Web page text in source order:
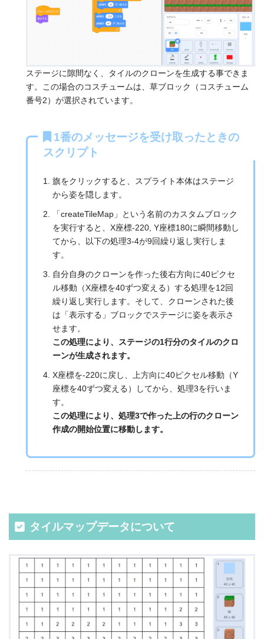
ステージに隙間なく、タイルのクローンを生成する事できま
す。この場合のコスチュームは、草ブロック（コスチューム
番号2）が選択されています。
1番のメッセージを受け取ったときの
スクリプト
旗をクリックすると、スプライト本体はステージ
から姿を隠します。
「createTileMap」という名前のカスタムブロック
を実行すると、X座標-220, Y座標180に瞬間移動し
てから、以下の処理3-4が9回繰り返し実行しま
す。
自分自身のクローンを作った後右方向に40ピクセ
ル移動（X座標を40ずつ変える）する処理を12回
繰り返し実行します。そして、クローンされた後
は「表示する」ブロックでステージに姿を表示さ
せます。
この処理により、ステージの1行分のタイルのクロ
ーンが生成されます。
X座標を-220に戻し、上方向に40ピクセル移動（Y
座標を40ずつ変える）してから、処理3を行いま
す。
この処理により、処理3で作った上の行のクローン
作成の開始位置に移動します。
タイルマップデータについて